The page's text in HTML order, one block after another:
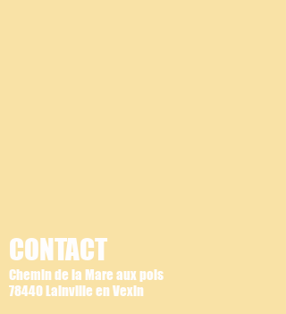
CONTACT
Chemin de la Mare aux pois
78440 Lainville en Vexin